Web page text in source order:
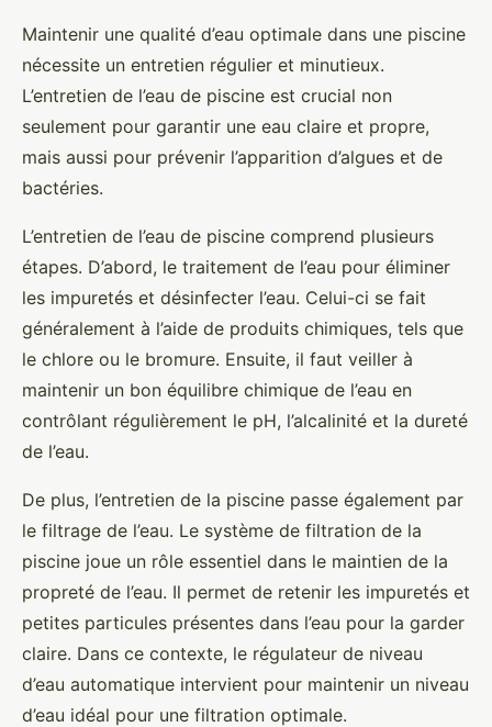
Maintenir une qualité d’eau optimale dans une piscine
nécessite un entretien régulier et minutieux.
L’entretien de l’eau de piscine est crucial non
seulement pour garantir une eau claire et propre,
mais aussi pour prévenir l’apparition d’algues et de
bactéries.
L’entretien de l’eau de piscine comprend plusieurs
étapes. D’abord, le traitement de l’eau pour éliminer
les impuretés et désinfecter l’eau. Celui-ci se fait
généralement à l’aide de produits chimiques, tels que
le chlore ou le bromure. Ensuite, il faut veiller à
maintenir un bon équilibre chimique de l’eau en
contrôlant régulièrement le pH, l’alcalinité et la dureté
de l’eau.
De plus, l’entretien de la piscine passe également par
le filtrage de l’eau. Le système de filtration de la
piscine joue un rôle essentiel dans le maintien de la
propreté de l’eau. Il permet de retenir les impuretés et
petites particules présentes dans l’eau pour la garder
claire. Dans ce contexte, le régulateur de niveau
d’eau automatique intervient pour maintenir un niveau
d’eau idéal pour une filtration optimale.